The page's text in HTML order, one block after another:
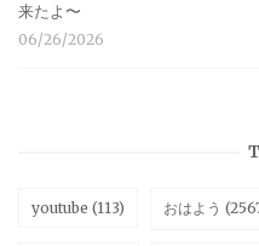
来たよ〜
06/26/2026
youtube (113) おはよう